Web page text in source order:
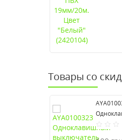
Товары со